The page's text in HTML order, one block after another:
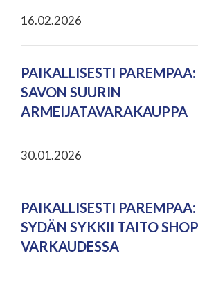
16.02.2026
PAIKALLISESTI
SAVON SUURIN
ARMEIJATAVARAKAUPPA
30.01.2026
PAIKALLISESTI
SYDÄN SYKKII TAITO SHOP
VARKAUDESSA